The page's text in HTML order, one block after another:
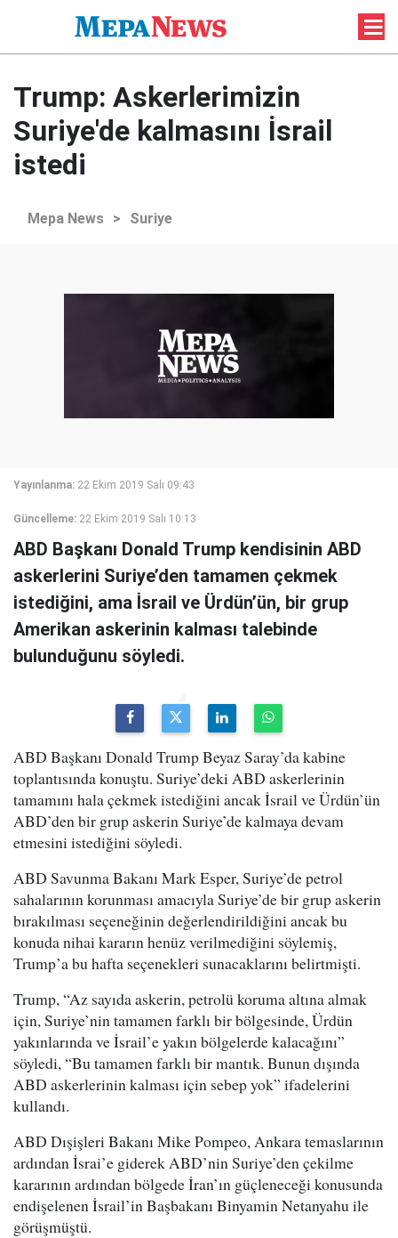
Trump: Askerlerimizin
Suriye'de kalmasını İsrail
istedi
Mepa News > Suriye
Yayınlanma: 22 Ekim 2019 Salı 09:43
Güncelleme: 22 Ekim 2019 Salı 10:13
ABD Başkanı Donald Trump kendisinin ABD
askerlerini Suriye’den tamamen çekmek
istediğini, ama İsrail ve Ürdün’ün, bir grup
Amerikan askerinin kalması talebinde
bulunduğunu söyledi.
ABD Başkanı Donald Trump Beyaz Saray’da kabine
toplantısında konuştu. Suriye’deki ABD askerlerinin
tamamını hala çekmek istediğini ancak İsrail ve Ürdün’ün
ABD’den bir grup askerin Suriye’de kalmaya devam
etmesini istediğini söyledi.
ABD Savunma Bakanı Mark Esper, Suriye’de petrol
sahalarının korunması amacıyla Suriye’de bir grup askerin
bırakılması seçeneğinin değerlendirildiğini ancak bu
konuda nihai kararın henüz verilmediğini söylemiş,
Trump’a bu hafta seçenekleri sunacaklarını belirtmişti.
Trump, “Az sayıda askerin, petrolü koruma altına almak
için, Suriye’nin tamamen farklı bir bölgesinde, Ürdün
yakınlarında ve İsrail’e yakın bölgelerde kalacağını”
söyledi, “Bu tamamen farklı bir mantık. Bunun dışında
ABD askerlerinin kalması için sebep yok” ifadelerini
kullandı.
ABD Dışişleri Bakanı Mike Pompeo, Ankara temaslarının
ardından İsrai’e giderek ABD’nin Suriye’den çekilme
kararının ardından bölgede İran’ın güçleneceği konusunda
endişelenen İsrail’in Başbakanı Binyamin Netanyahu ile
görüşmüştü.